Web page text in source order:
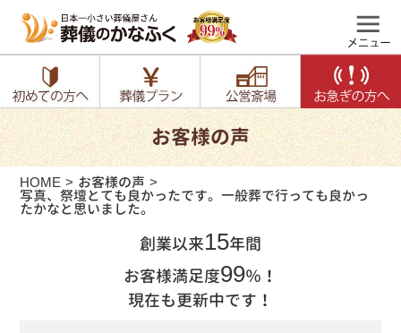
お客様の声
HOME お客様の声
写真、祭壇とても良かったです。一般葬で行っても良かっ
たかなと思いました。
創業以来15年間
お客様満足度99％！
現在も更新中です！